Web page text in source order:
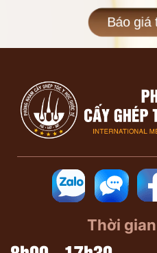
Báo giá
Thời